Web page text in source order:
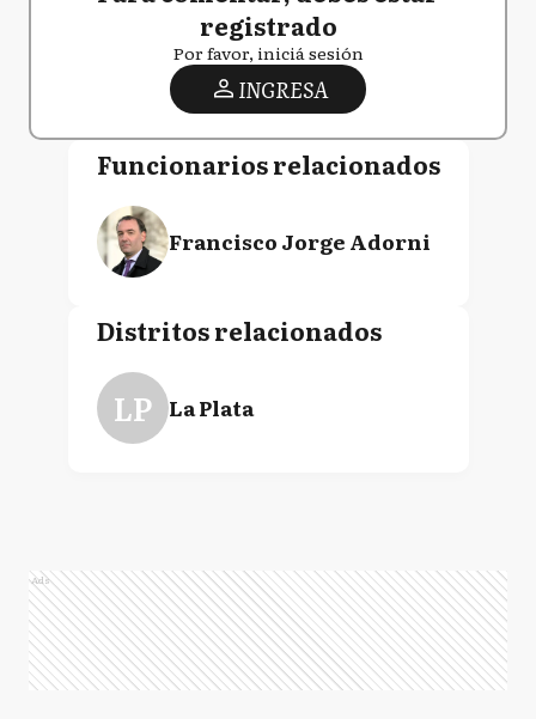
registrado
Por favor, iniciá sesión
INGRESA
Funcionarios relacionados
Francisco Jorge Adorni
Distritos relacionados
LP La Plata
Ads